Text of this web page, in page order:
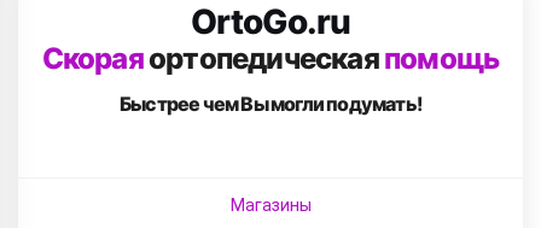
OrtoGo.ru
Скораяортопедическаяпомощь
Быстрее чем Вымогли подумать!
Магазины